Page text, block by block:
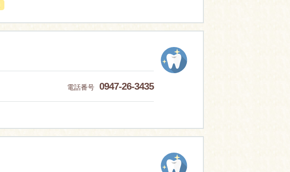
電話番号 0947-26-3435